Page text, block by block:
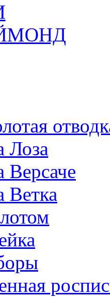
Лоза
Версаче
Ветка